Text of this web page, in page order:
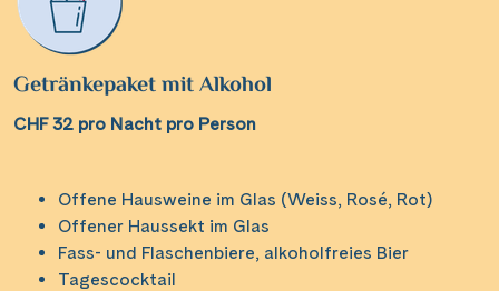
Getränkepaket mit Alkohol
CHF 32 pro Nacht pro Person
Offene Hausweine im Glas (Weiss, Rosé, Rot)
Offener Haussekt im Glas
Fass- und Flaschenbiere, alkoholfreies Bier
Tagescocktail
Wasserstrassenkreuz Magdeburg
Wasserstrassenkreuz Minden
Wien
Würzburg